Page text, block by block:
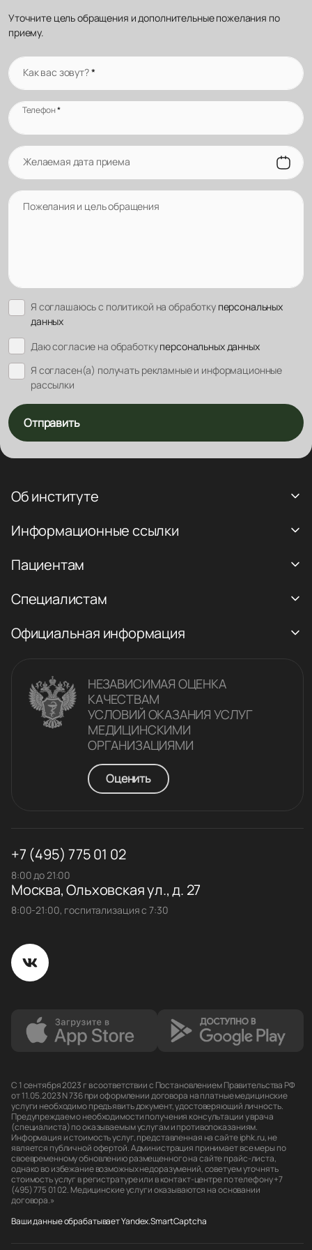
Уточните цель обращения и дополнительные пожелания по
приему.
Как вас зовут?*
Телефон*
Желаемая дата приема
Пожелания и цель обращения
Я соглашаюсь с политикой на обработку персональных
данных
Даю согласие на обработкуперсональных данных
Я согласен(а) получать рекламные и информационные
рассылки
Отправить
Об институте
Информационные ссылки
Пациентам
Специалистам
Официальная информация
НЕЗАВИСИМАЯ ОЦЕНКА
КАЧЕСТВАM
УСЛОВИЙ ОКАЗАНИЯ УСЛУГ
МЕДИЦИНСКИМИ
ОРГАНИЗАЦИЯМИ
Оценить
+7 (495) 775 01 02
8:00 до 21:00
Москва, Ольховская ул., д. 27
8:00-21:00, госпитализация с 7:30
С 1 сентября 2023 г в соответствии с Постановлением Правительства РФ
от 11.05.2023 N 736 при оформлении договора на платные медицинские
услуги необходимо предъявить документ, удостоверяющий личность.
Предупреждаем о необходимости получения консультации у врача
(специалиста) по оказываемым услугам и противопоказаниям.
Информация и стоимость услуг, представленная на сайте iphk.ru, не
является публичной офертой. Администрация принимает все меры по
своевременному обновлению размещенного на сайте прайс-листа,
однако во избежание возможных недоразумений, советуем уточнять
стоимость услуг в регистратуре или в контакт-центре по телефону +7
(495) 775 01 02. Медицинские услуги оказываются на основании
договора.»
Ваши данные обрабатывает Yandex.SmartCaptcha